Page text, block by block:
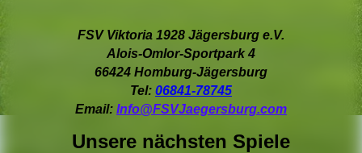
FSV Viktoria 1928 Jägersburg e.V.
Alois-Omlor-Sportpark 4
66424 Homburg-Jägersburg
Tel: 06841-78745
Email: Info@FSVJaegersburg.com
Unsere nächsten Spiele